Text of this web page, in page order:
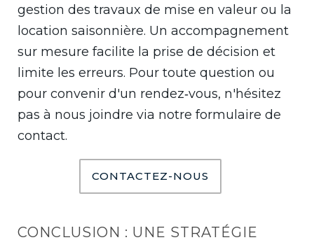
gestion des travaux de mise en valeur ou la
location saisonnière. Un accompagnement
sur mesure facilite la prise de décision et
limite les erreurs. Pour toute question ou
pour convenir d'un rendez‑vous, n'hésitez
pas à nous joindre via notre formulaire de
contact.
CONTACTEZ-NOUS
CONCLUSION : UNE STRATÉGIE